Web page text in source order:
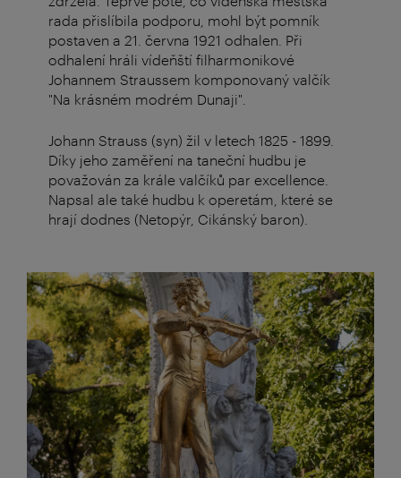
rada přislíbila podporu, mohl být pomník
postaven a 21. června 1921 odhalen. Při
odhalení hráli vídeňští filharmonikové
Johannem Straussem komponovaný valčík
"Na krásném modrém Dunaji".
Johann Strauss (syn) žil v letech 1825 - 1899.
Díky jeho zaměření na taneční hudbu je
považován za krále valčíků par excellence.
Napsal ale také hudbu k operetám, které se
hrají dodnes (Netopýr, Cikánský baron).